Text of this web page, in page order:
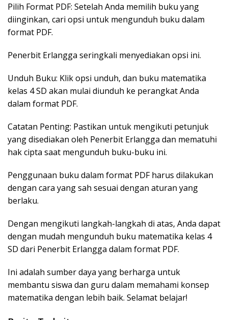
Pilih Format PDF: Setelah Anda memilih buku yang
diinginkan, cari opsi untuk mengunduh buku dalam
format PDF.
Penerbit Erlangga seringkali menyediakan opsi ini.
Unduh Buku: Klik opsi unduh, dan buku matematika
kelas 4 SD akan mulai diunduh ke perangkat Anda
dalam format PDF.
Catatan Penting: Pastikan untuk mengikuti petunjuk
yang disediakan oleh Penerbit Erlangga dan mematuhi
hak cipta saat mengunduh buku-buku ini.
Penggunaan buku dalam format PDF harus dilakukan
dengan cara yang sah sesuai dengan aturan yang
berlaku.
Dengan mengikuti langkah-langkah di atas, Anda dapat
dengan mudah mengunduh buku matematika kelas 4
SD dari Penerbit Erlangga dalam format PDF.
Ini adalah sumber daya yang berharga untuk
membantu siswa dan guru dalam memahami konsep
matematika dengan lebih baik. Selamat belajar!